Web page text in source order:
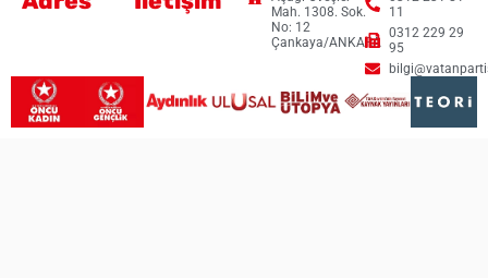
Mah. 1308. Sok.
No: 12
Çankaya/ANKARA
11
0312 229 29
95